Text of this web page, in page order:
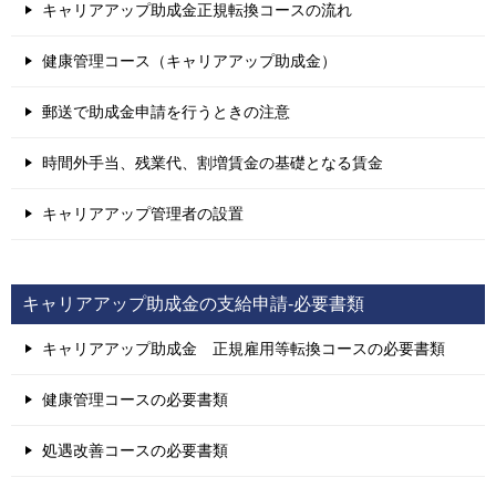
キャリアアップ助成金正規転換コースの流れ
健康管理コース（キャリアアップ助成金）
郵送で助成金申請を行うときの注意
時間外手当、残業代、割増賃金の基礎となる賃金
キャリアアップ管理者の設置
キャリアアップ助成金の支給申請-必要書類
キャリアアップ助成金 正規雇用等転換コースの必要書類
健康管理コースの必要書類
処遇改善コースの必要書類